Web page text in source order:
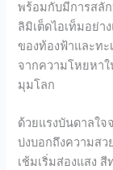
พร้อมกับมีการสลัก
ลิมิเต็ดไอเท็มอย่า
ของท้องฟ้าและทะ
จากความโหยหา
มุมโลก
ด้วยแรงบันดาลใจ
บ่งบอกถึงความสว
เช้มเริ่มส่องแสง